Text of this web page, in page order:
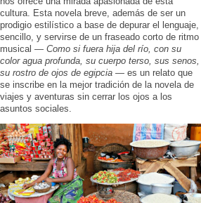
cultura. Esta novela breve, además de ser un
prodigio estilístico a base de depurar el lenguaje,
sencillo, y servirse de un fraseado corto de ritmo
musical — Como si fuera hija del río, con su
color agua profunda, su cuerpo terso, sus senos,
su rostro de ojos de egipcia — es un relato que
se inscribe en la mejor tradición de la novela de
viajes y aventuras sin cerrar los ojos a los
asuntos sociales.